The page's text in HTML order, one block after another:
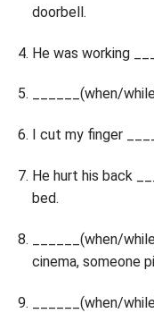
doorbell.
He was working
______(when/
I cut my finger
He hurt his back
bed.
______(when/
cinema, someone
______(when/